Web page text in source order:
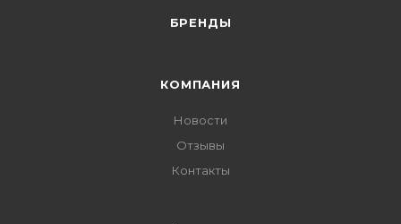
БРЕНДЫ
КОМПАНИЯ
Новости
Отзывы
Контакты